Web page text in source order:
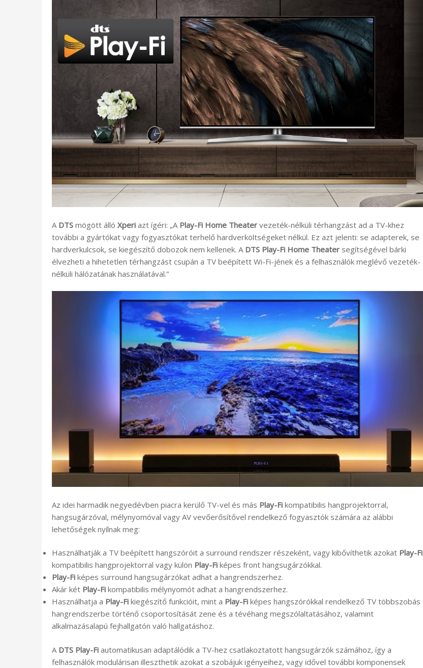
A DTS mögött álló Xperi azt ígéri: „A Play-Fi Home Theater vezeték-nélküli térhangzást ad a TV-khez
további a gyártókat vagy fogyasztókat terhelő hardverköltségeket nélkül. Ez azt jelenti: se adapterek, se
hardverkulcsok, se kiegészítő dobozok nem kellenek. A DTS Play-Fi Home Theater segítségével bárki
élvezheti a hihetetlen térhangzást csupán a TV beépített Wi-Fi-jének és a felhasználók meglévő vezeték-
nélküli hálózatának használatával.”
Az idei harmadik negyedévben piacra kerülő TV-vel és más Play-Fi kompatibilis hangprojektorral,
hangsugárzóval, mélynyomóval vagy AV vevőerősítővel rendelkező fogyasztók számára az alábbi
lehetőségek nyílnak meg:
Használhatják a TV beépített hangszóróit a surround rendszer részeként, vagy kibővíthetik azokat Play-Fi
kompatibilis hangprojektorral vagy külön Play-Fi képes front hangsugárzókkal.
Play-Fi képes surround hangsugárzókat adhat a hangrendszerhez.
Akár két Play-Fi kompatibilis mélynyomót adhat a hangrendszerhez.
Használhatja a Play-Fi kiegészítő funkcióit, mint a Play-Fi képes hangszórókkal rendelkező TV többszobás
hangrendszerbe történő csoportosítását zene és a tévéhang megszólaltatásához, valamint
alkalmazásalapú fejhallgatón való hallgatáshoz.
A DTS Play-Fi automatikusan adaptálódik a TV-hez csatlakoztatott hangsugárzók számához, így a
felhasználók modulárisan illeszthetik azokat a szobájuk igényeihez, vagy idővel további komponensek